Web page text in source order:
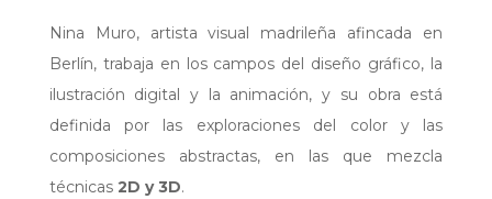
Nina Muro, artista visual madrileña afincada en
Berlín, trabaja en los campos del diseño gráfico, la
ilustración digital y la animación, y su obra está
definida por las exploraciones del color y las
composiciones abstractas, en las que mezcla
técnicas 2D y 3D.